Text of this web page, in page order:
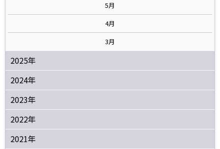
5月
4月
3月
2025年
2024年
2023年
2022年
2021年